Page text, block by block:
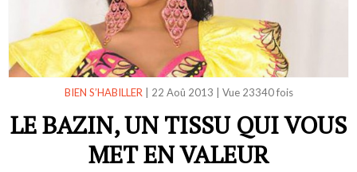
BIEN S’HABILLER| 22 Aoû 2013 Vue 23340 fois
LE BAZIN, UN TISSU QUI VOUS
MET EN VALEUR